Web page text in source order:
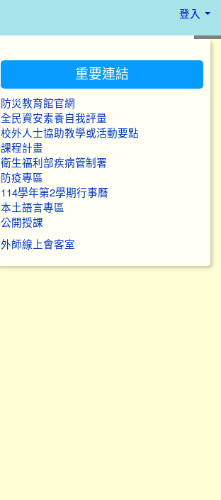
登入
重要連結
防災教育館官網
全民資安素養自我評量
校外人士協助教學或活動要點
課程計畫
衛生福利部疾病管制署
防疫專區
114學年第2學期行事曆
本土語言專區
公開授課
外師線上會客室